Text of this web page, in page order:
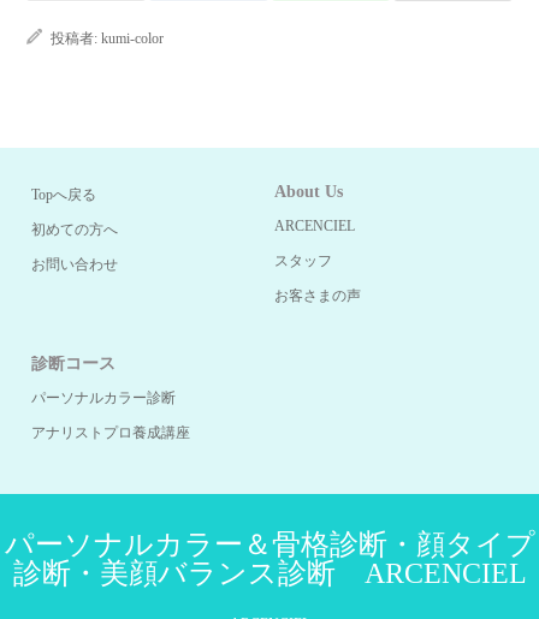
投稿者: kumi-color
Topへ戻る
初めての方へ
お問い合わせ
About Us
ARCENCIEL
スタッフ
お客さまの声
診断コース
パーソナルカラー診断
アナリストプロ養成講座
パーソナルカラー＆骨格診断・顔タイプ
診断・美顔バランス診断 ARCENCIEL